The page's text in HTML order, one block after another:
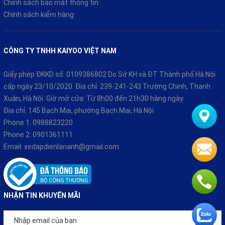
Ưu Đãi Khi Mua Xe Điện Tại Lan Anh
- Bảo hành chính hãng lên tới 3 năm, hỗ trợ bảo dưỡng và sửa
chữa nhanh chóng.
CHÍNH SÁCH
Chính sách đổi trả
Chính sách bảo mật thông tin
Chính sách kiểm hàng
CÔNG TY TNHH KAIYOO VIỆT NAM
Giấy phép ĐKKD số: 0109386802 Do Sở KH và ĐT Thành phố Hà Nội
cấp ngày 23/10/2020. Địa chỉ: 239-241-243 Trường Chinh, Thanh
Xuân, Hà Nội. Giờ mở cửa: Từ 8h00 đến 21h30 hàng ngày.
Địa chỉ: 145 Bạch Mai, phường Bạch Mai, Hà Nội
Phone 1: 0988823220
Email:xedapdienlananh@gmail.com